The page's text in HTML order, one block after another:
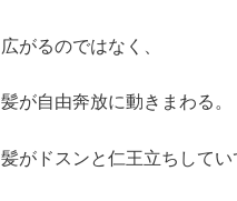
広がるのではなく、
髪が自由奔放に動きまわる。
髪がドスンと仁王立ちしてい